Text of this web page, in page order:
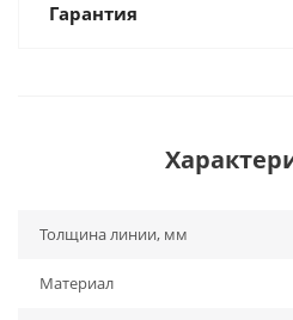
Гарантия
Толщина линии, мм
Материал